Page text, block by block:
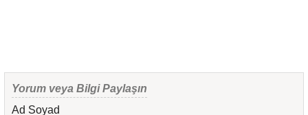
Yorum veya Bilgi Paylaşın
Ad Soyad